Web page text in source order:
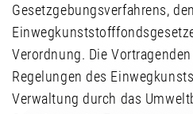
Gesetzgebungsverfahrens,
Verordnung. Die
Regelungen des
Verwaltung durch das